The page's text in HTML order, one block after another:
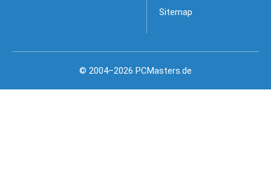
Sitemap
© 2004–2026 PCMasters.de